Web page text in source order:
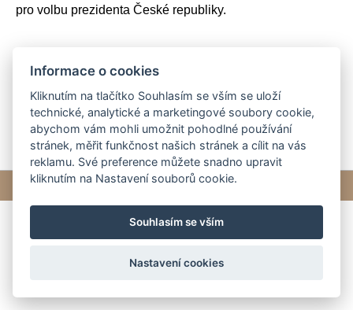
pro volbu prezidenta České republiky.
informace podle § 14 odst. 1, písm. d).pdf
© 2026 eStránky.cz | Tvorba webových stránek
Informace o cookies
Kliknutím na tlačítko Souhlasím se vším se uloží
technické, analytické a marketingové soubory cookie,
abychom vám mohli umožnit pohodlné používání
stránek, měřit funkčnost našich stránek a cílit na vás
reklamu. Své preference můžete snadno upravit
kliknutím na Nastavení souborů cookie.
Souhlasím se vším
Nastavení cookies